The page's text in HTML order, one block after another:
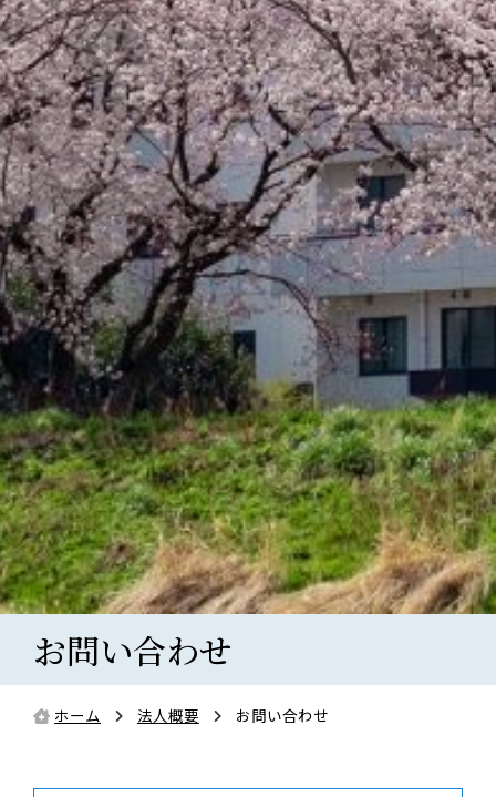
お問い合わせ
ホーム 法人概要 お問い合わせ